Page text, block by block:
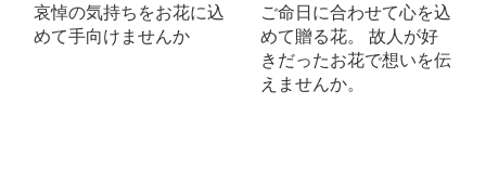
に込
ご命日に合わせて心を込
めて贈る花。 故人が好
きだったお花で想いを伝
故人やご先祖様ために
を込めたお花をお供え
し、供養しましょう。